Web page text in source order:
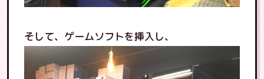
そして、ゲームソフトを挿入し、